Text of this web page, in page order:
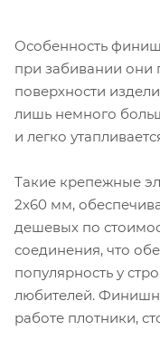
Особенность
при забивании они
поверхности
лишь немного
и легко
Такие крепежные
2х60 мм,
дешевых по
соединения, что
популярность у
любителей.
работе плотники,